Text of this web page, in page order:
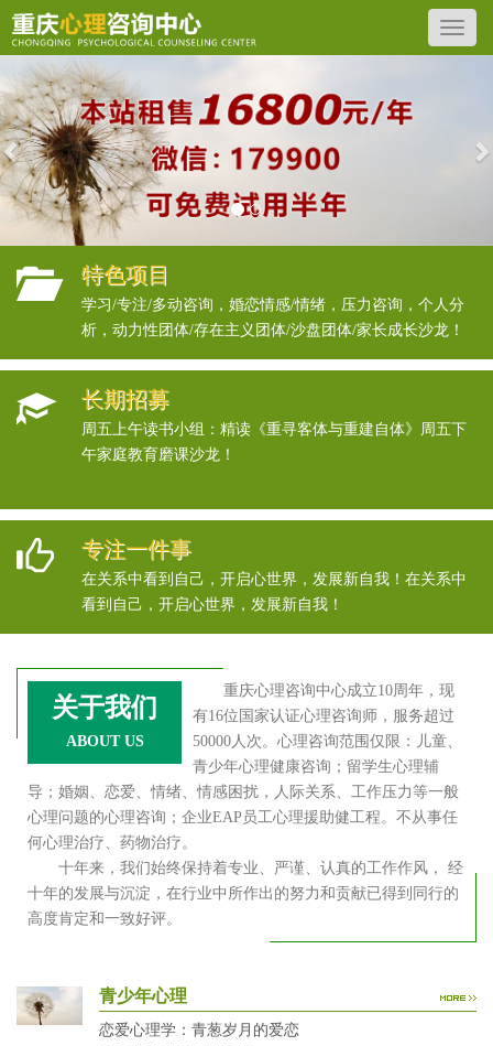
Previous
特色项目
学习/专注/多动咨询，婚恋情感/情绪，压力咨询，个人分
析，动力性团体/存在主义团体/沙盘团体/家长成长沙龙！
长期招募
周五上午读书小组：精读《重寻客体与重建自体》周五下
午家庭教育磨课沙龙！
专注一件事
在关系中看到自己，开启心世界，发展新自我！在关系中
看到自己，开启心世界，发展新自我！
关于我们
ABOUT US
重庆心理咨询中心成立10周年，现
有16位国家认证心理咨询师，服务超过
50000人次。心理咨询范围仅限：儿童、
青少年心理健康咨询；留学生心理辅
导；婚姻、恋爱、情绪、情感困扰，人际关系、工作压力等一般
心理问题的心理咨询；企业EAP员工心理援助健工程。不从事任
何心理治疗、药物治疗。
十年来，我们始终保持着专业、严谨、认真的工作作风， 经
十年的发展与沉淀，在行业中所作出的努力和贡献已得到同行的
高度肯定和一致好评。
青少年心理
恋爱心理学：青葱岁月的爱恋